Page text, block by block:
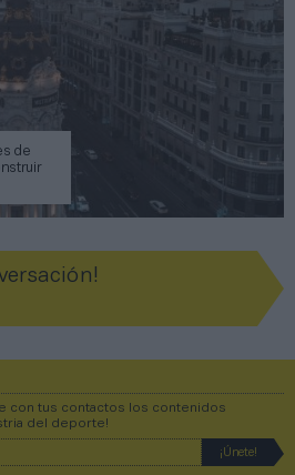
de
con tus contactos los contenidos
del deporte!